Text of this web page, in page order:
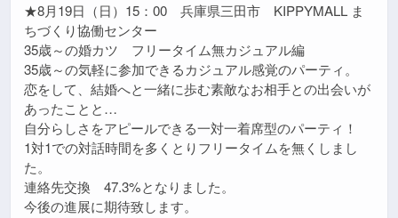
★8月19日（日）15：00 兵庫県三田市 KIPPYMALL ま
ちづくり協働センター
35歳～の婚カツ フリータイム無カジュアル編
35歳～の気軽に参加できるカジュアル感覚のパーティ。
恋をして、結婚へと一緒に歩む素敵なお相手との出会いが
あったことと…
自分らしさをアピールできる一対一着席型のパーティ！
1対1での対話時間を多くとりフリータイムを無くしまし
た。
連絡先交換 47.3%となりました。
今後の進展に期待致します。